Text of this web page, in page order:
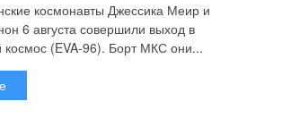
космонавты Джессика Меир и
6 августа совершили выход в
космос (EVA-96). Борт МКС они...